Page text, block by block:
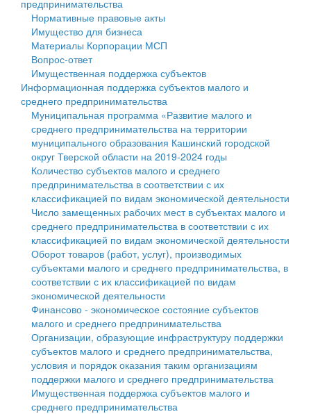
Государственные услуги
Промышленность и АПК
Экономика и бизнес
...
Символика
Устав
Гостям округа
Туризм
Культура
Образование
Здравоохранение
Социальная защита
Фотоальбом
муниципального округа Тверской области
Администрация Кашинского муниципального округа
Тверской области
Управление сельскими территориями
Открытые данные
Работа с обращениями граждан
Муниципальный контроль
Муниципальные услуги
Проекты административных регламентов
Антимонопольный комплаенс
Противодействие коррупции
Финансовое управление
Бюджет для граждан
Имущество
Выявление правообладателей ранее учтенных
объектов недвижимости
Имущественная поддержка субъектов малого и
среднего предпринимательства
Информационная поддержка субъектов малого и
среднего предпринимательства
Муниципальные программы
Контрольно-счетная палата
Персональные данные
Оценка регулирующего воздействия
Деятельность МУ
Нормативы градостроительного проектирования
предпринимательства
Нормативные правовые акты
Имущество для бизнеса
Материалы Корпорации МСП
Вопрос-ответ
Имущественная поддержка субъектов
Информационная поддержка субъектов малого и
среднего предпринимательства
Муниципальная программа «Развитие малого и
среднего предпринимательства на территории
муниципального образования Кашинский городской
округ Тверской области на 2019-2024 годы
Количество субъектов малого и среднего
предпринимательства в соответствии с их
классификацией по видам экономической деятельности
Число замещенных рабочих мест в субъектах малого и
среднего предпринимательства в соответствии с их
классификацией по видам экономической деятельности
Оборот товаров (работ, услуг), производимых
субъектами малого и среднего предпринимательства, в
соответствии с их классификацией по видам
экономической деятельности
Финансово - экономическое состояние субъектов
малого и среднего предпринимательства
Организации, образующие инфраструктуру поддержки
субъектов малого и среднего предпринимательства,
условия и порядок оказания таким организациям
поддержки малого и среднего предпринимательства
Имущественная поддержка субъектов малого и
среднего предпринимательства